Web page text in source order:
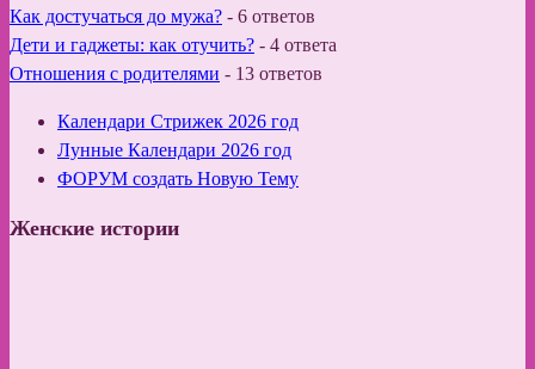
Как достучаться до мужа? - 6 ответов
Дети и гаджеты: как отучить? - 4 ответа
Отношения с родителями - 13 ответов
Календари Стрижек 2026 год
Лунные Календари 2026 год
ФОРУМ создать Новую Тему
Женские истории